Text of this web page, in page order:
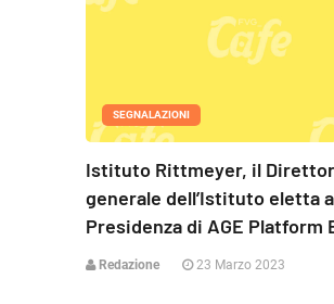
SEGNALAZIONI
Istituto Rittmeyer, il
generale dell’Istituto eletta
Presidenza di AGE Platform
Redazione 23 Marzo 2023